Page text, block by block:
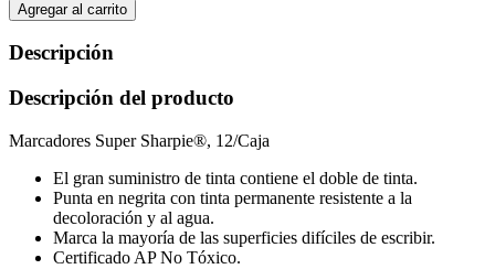
Agregar al carrito
Descripción
Descripción del producto
Marcadores Super Sharpie®, 12/Caja
El gran suministro de tinta contiene el doble de tinta.
Punta en negrita con tinta permanente resistente a la
decoloración y al agua.
Marca la mayoría de las superficies difíciles de escribir.
Certificado AP No Tóxico.